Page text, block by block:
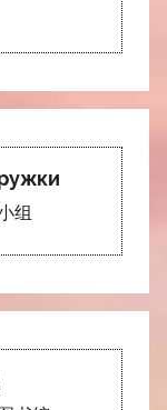
组